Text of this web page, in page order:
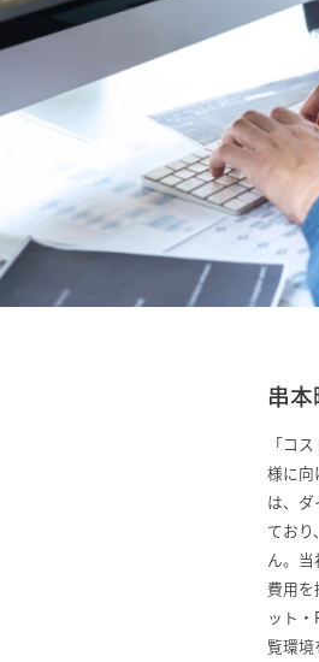
串
「コ
様に向
は、
てお
ん。当
費用
ット
覧環